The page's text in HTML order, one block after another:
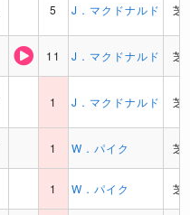
5 J．マクドナルド 芝
11 J．マクドナルド 芝
1 J．マクドナルド 芝
1 W．パイク 芝
1 W．パイク 芝